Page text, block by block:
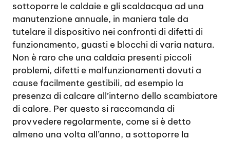
sottoporre le caldaie e gli scaldacqua ad una
manutenzione annuale, in maniera tale da
tutelare il dispositivo nei confronti di difetti di
funzionamento, guasti e blocchi di varia natura.
Non è raro che una caldaia presenti piccoli
problemi, difetti e malfunzionamenti dovuti a
cause facilmente gestibili, ad esempio la
presenza di calcare all’interno dello scambiatore
di calore. Per questo si raccomanda di
provvedere regolarmente, come si è detto
almeno una volta all’anno, a sottoporre la